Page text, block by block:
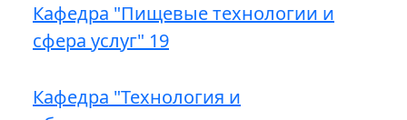
Кафедра "Пищевые технологии и
сфера услуг" 19
Кафедра "Технология и